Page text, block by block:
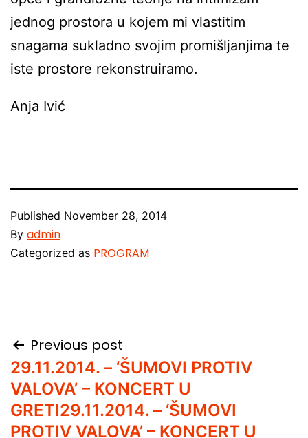
jednog prostora u kojem mi vlastitim
snagama sukladno svojim promišljanjima te
iste prostore rekonstruiramo.
Anja Ivić
Published November 28, 2014
By admin
Categorized as PROGRAM
Post
navigation
Previous post
29.11.2014. – ‘ŠUMOVI PROTIV
VALOVA’ – KONCERT U
GRETI29.11.2014. – ‘ŠUMOVI
PROTIV VALOVA’ – KONCERT U